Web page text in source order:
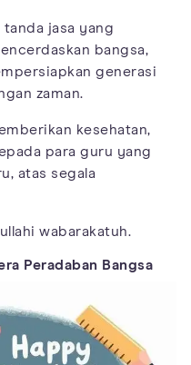
tanda jasa yang
bangsa,
generasi
zaman.
kesehatan,
para guru yang
atas segala
wabarakatuh.
Peradaban Bangsa